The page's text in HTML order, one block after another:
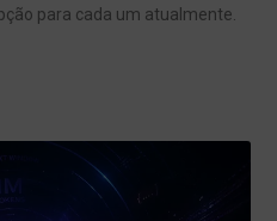
para cada um atualmente.